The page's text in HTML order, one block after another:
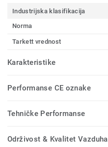
Industrijska klasifikacija
Norma
Tarkett vrednost
Karakteristike
Performanse CE oznake
Tehničke Performanse
Održivost & Kvalitet Vazduha